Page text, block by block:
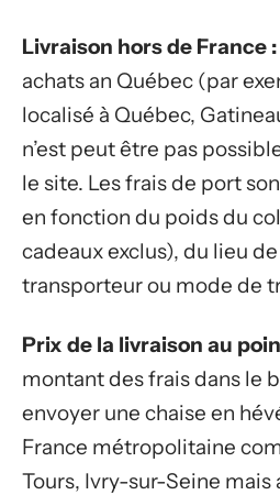
Livraison hors de France :
achats an Québec (par
localisé à Québec,
n’est peut être pas
le site. Les frais de port
en fonction du poids du
cadeaux exclus), du lieu
transporteur ou mode de
Prix de la livraison au
montant des frais dans le
envoyer une chaise en
France métropolitaine
Tours, Ivry-sur-Seine mais